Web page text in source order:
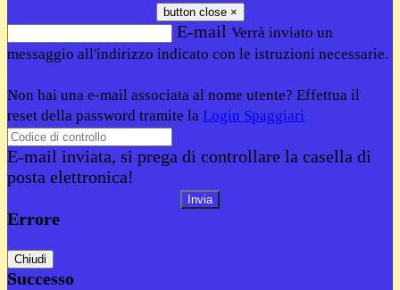
button close ×
E-mail Verrà inviato un
messaggio all'indirizzo indicato con le istruzioni necessarie.
Non hai una e-mail associata al nome utente? Effettua il
reset della password tramite la Login Spaggiari
E-mail inviata, si prega di controllare la casella di
posta elettronica!
Errore
Chiudi
Successo